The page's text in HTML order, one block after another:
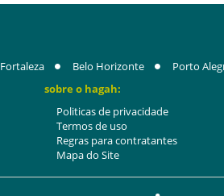
Fortaleza Belo Horizonte Porto
sobre o hagah:
Politicas de privacidade
Termos de uso
Regras para contratantes
Mapa do Site